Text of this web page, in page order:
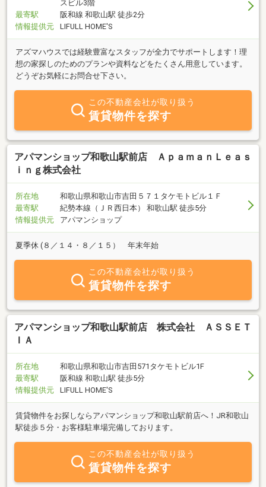
スビル3階
最寄駅
阪和線 和歌山駅 徒歩2分
情報提供元
LIFULL HOME'S
アズマハウスでは経験豊富なスタッフが全力でサポートします！理
想の家探しのためのプランや資料などをたくさん用意しています。
どうぞお気軽にお問合せ下さい。
この不動産会社が取り扱う
賃貸物件を探す
アパマンショップ和歌山駅前店 ＡｐａｍａｎＬｅａｓ
ｉｎｇ株式会社
所在地
和歌山県和歌山市吉田５７１タケモトビル１Ｆ
最寄駅
紀勢本線（ＪＲ西日本） 和歌山駅 徒歩5分
情報提供元
アパマンショップ
夏季休 (８／１４・８／１５） 年末年始
この不動産会社が取り扱う
賃貸物件を探す
アパマンショップ和歌山駅前店 株式会社 ＡＳＳＥＴ
ＩＡ
所在地
和歌山県和歌山市吉田571タケモトビル1F
最寄駅
阪和線 和歌山駅 徒歩5分
情報提供元
LIFULL HOME'S
賃貸物件をお探しならアパマンショップ和歌山駅前店へ！JR和歌山
駅徒歩５分・お客様駐車場完備しております。
この不動産会社が取り扱う
賃貸物件を探す